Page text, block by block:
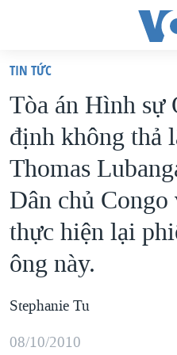
truy
cập
Tới
nội
dung
chính
Tới
điều
hướng
chính
VIỆT NAM
HOA KỲ
BIỂN ĐÔNG
THẾ GIỚI
BLOG
DIỄN ĐÀN
TỰ DO BÁO CHÍ
VẠCH TRẦN TIN GIẢ
CHUYÊN ĐỀ
CHIẾN TRANH THƯƠNG
HỌC TIẾNG ANH
TIN TỨC
Tòa án Hình sự
định không thả
Thomas
Dân chủ
thực hiện lại
ông này.
Stephanie Tu
08/10/2010